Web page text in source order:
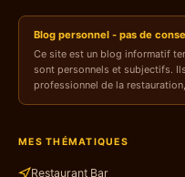
Blog personnel - pas de
Ce site est un blog informatif
sont personnels et subjectifs.
professionnel de la
MES THÉMATIQUES
Restaurant Bar